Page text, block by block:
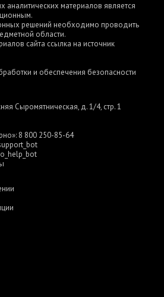
аналитических материалов является
решений необходимо проводить
области.
сайта ссылка на источник
и обеспечения безопасности
Сыромятническая, д. 1/4, стр. 1
8 800 250-85-64